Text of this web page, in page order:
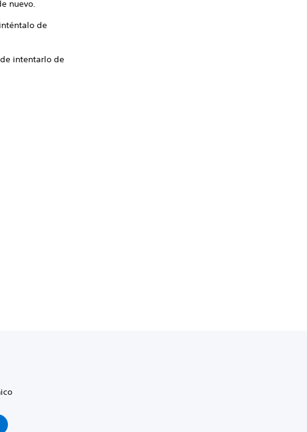
nuevo.
de
intentarlo de